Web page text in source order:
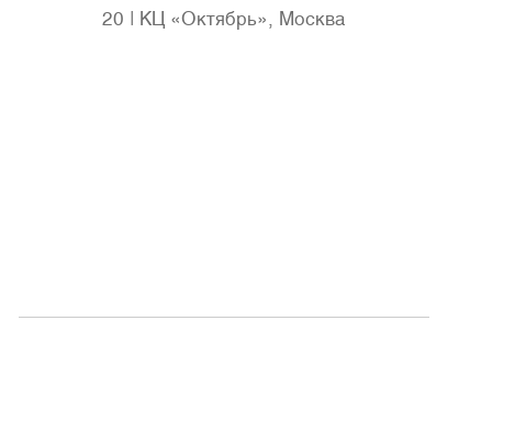
20 КЦ «Октябрь», Москва